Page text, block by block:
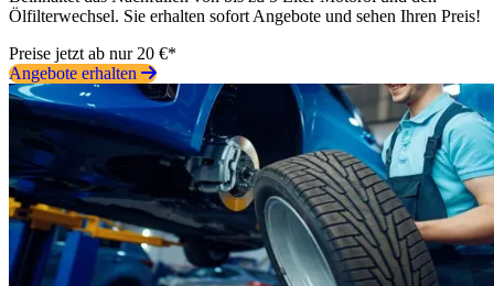
Ölfilterwechsel. Sie erhalten sofort Angebote und sehen Ihren Preis!
Preise jetzt ab nur 20 €*
Angebote erhalten